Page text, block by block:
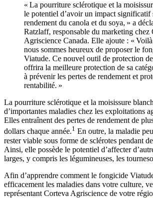
« La pourriture sclérotique et la
le potentiel d’avoir un impact significatif
rendement du canola et du soya, » a
Ratzlaff, responsable du marketing chez
Agriscience Canada. Elle ajoute : «
nous sommes heureux de proposer le
Viatude. Ce nouvel outil de protection
offrira la meilleure protection de sa
à prévenir les pertes de rendement et
rentabilité. »
La pourriture sclérotique et la moisissure
d’importantes maladies chez les exploitations
Elles entraînent des pertes de rendement de
dollars chaque année.1 En outre, la maladie
rester viable sous forme de sclérotes pendant
Ainsi, elle possède le potentiel d’affecter
larges, y compris les légumineuses, les
Afin d’apprendre comment le fongicide
efficacement les maladies dans votre culture,
représentant Corteva Agriscience de votre